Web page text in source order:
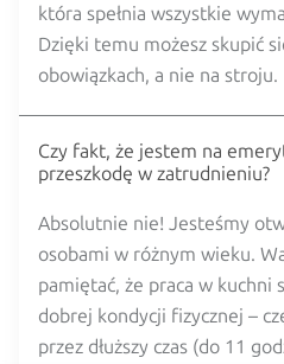
która spełnia wszystkie
Dzięki temu możesz skupić
obowiązkach, a nie na stroju.
Czy fakt, że jestem na
przeszkodę w zatrudnieniu?
Absolutnie nie! Jesteśmy
osobami w różnym wieku.
pamiętać, że praca w kuchni
dobrej kondycji fizycznej –
przez dłuższy czas (do 11